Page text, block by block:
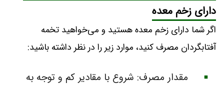
دارای زخم معده
اگر شما دارای زخم معده هستید و می‌خواهید تخمه
آفتابگردان مصرف کنید، موارد زیر را در نظر داشته باشید:
مقدار مصرف: شروع با مقادیر کم و توجه به